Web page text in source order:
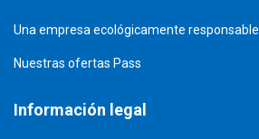
Una empresa ecológicamente responsable
Nuestras ofertas Pass
Información legal